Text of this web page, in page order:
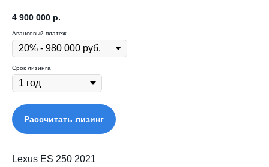
4 900 000 р.
Авансовый платеж
Срок лизинга
Рассчитать лизинг
Lexus ES 250 2021